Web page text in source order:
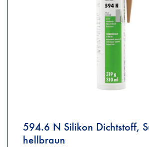
594.6 N Silikon Dichtstoff,
hellbraun